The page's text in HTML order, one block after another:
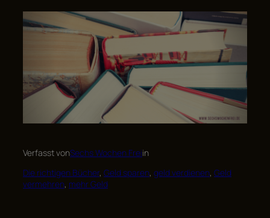
Verfasst vonSechs Wochen Freiin
Die richtigen Bücher, Geld sparen, geld verdienen, Geld
vermehren, mehr Geld